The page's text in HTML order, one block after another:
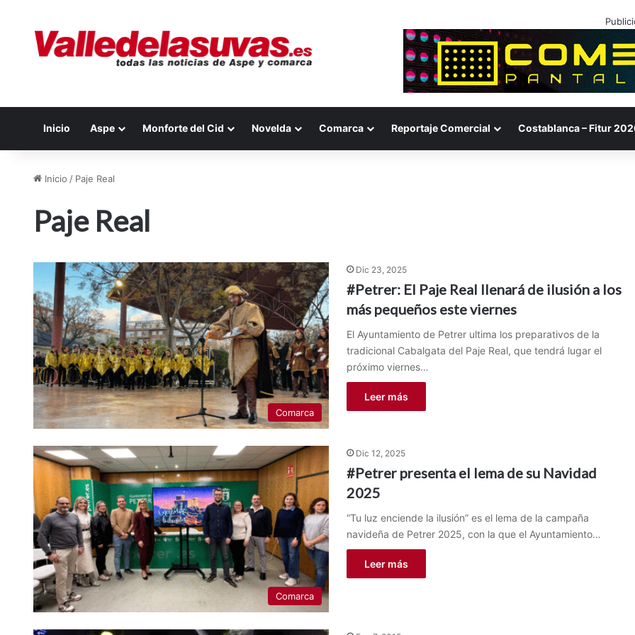
Inicio Aspe Monforte del Cid Novelda Comarca Reportaje Comercial Costablanca – Fitur
Inicio / Paje Real
Paje Real
Comarca
Dic 23, 2025
#Petrer: El Paje Real llenará de ilusión a los
más pequeños este viernes
El Ayuntamiento de Petrer ultima los preparativos de la
tradicional Cabalgata del Paje Real, que tendrá lugar el
próximo viernes…
Leer más
Comarca
Dic 12, 2025
#Petrer presenta el lema de su Navidad
2025
“Tu luz enciende la ilusión” es el lema de la campaña
navideña de Petrer 2025, con la que el Ayuntamiento…
Leer más